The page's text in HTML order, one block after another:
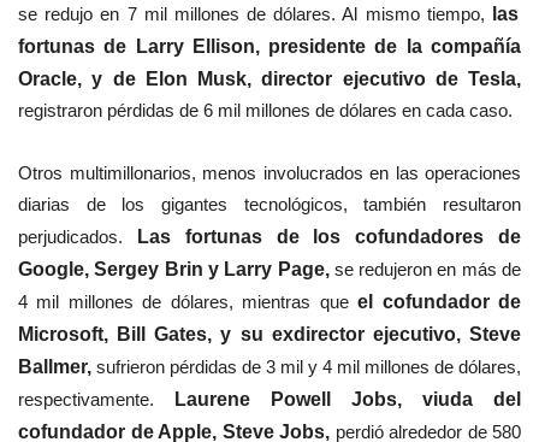
se redujo en 7 mil millones de dólares. Al mismo tiempo,
las
fortunas de Larry Ellison, presidente de la compañía
Oracle, y de Elon Musk, director ejecutivo de Tesla,
registraron pérdidas de 6 mil millones de dólares en cada caso.
Otros multimillonarios, menos involucrados en las operaciones
diarias de los gigantes tecnológicos, también resultaron
perjudicados.
Las fortunas de los cofundadores de
Google, Sergey Brin y Larry Page,se redujeron en más de
4 mil millones de dólares, mientras queel cofundador de
Microsoft, Bill Gates, y su exdirector ejecutivo, Steve
Ballmer, sufrieron pérdidas de 3 mil y 4 mil millones de dólares,
respectivamente.
Laurene Powell Jobs, viuda del
cofundador de Apple, Steve Jobs, perdió alrededor de 580